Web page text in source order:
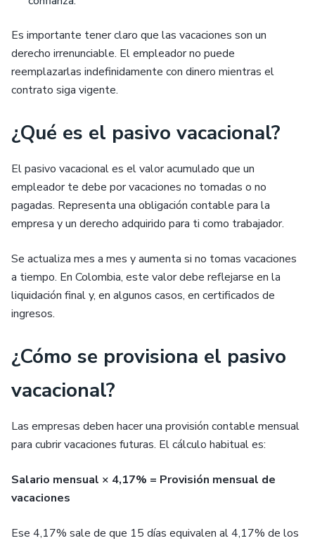
Es importante tener claro que las vacaciones son un
derecho irrenunciable. El empleador no puede
reemplazarlas indefinidamente con dinero mientras el
contrato siga vigente.
¿Qué es el pasivo vacacional?
El pasivo vacacional es el valor acumulado que un
empleador te debe por vacaciones no tomadas o no
pagadas. Representa una obligación contable para la
empresa y un derecho adquirido para ti como trabajador.
Se actualiza mes a mes y aumenta si no tomas vacaciones
a tiempo. En Colombia, este valor debe reflejarse en la
liquidación final y, en algunos casos, en certificados de
ingresos.
¿Cómo se provisiona el pasivo
vacacional?
Las empresas deben hacer una provisión contable mensual
para cubrir vacaciones futuras. El cálculo habitual es:
Salario mensual × 4,17% = Provisión mensual de
vacaciones
Ese 4,17% sale de que 15 días equivalen al 4,17% de los